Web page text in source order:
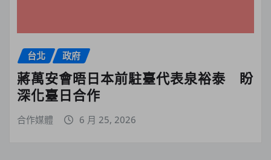
台北 政府
蔣萬安會晤日本前駐臺代表泉裕泰 盼
深化臺日合作
合作媒體 6 月 25, 2026